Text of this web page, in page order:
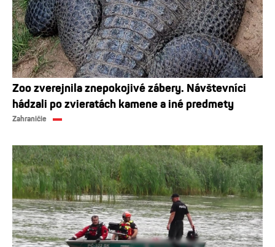
Zoo zverejnila znepokojivé zábery. Návštevníci
hádzali po zvieratách kamene a iné predmety
Zahraničie